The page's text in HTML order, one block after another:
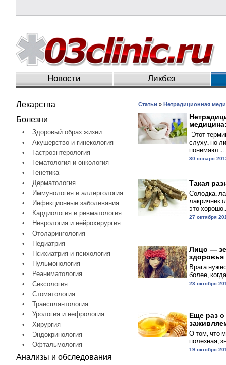
Новости Ликбез
Лекарства
Болезни
•
Здоровый образ жизни
•
Акушерство и гинекология
•
Гастроэнтерология
•
Гематология и онкология
•
Генетика
•
Дерматология
•
Иммунология и аллергология
•
Инфекционные заболевания
•
Кардиология и ревматология
•
Неврология и нейрохирургия
•
Отоларингология
•
Педиатрия
•
Психиатрия и психология
•
Пульмонология
•
Реаниматология
•
Сексология
•
Стоматология
•
Трансплантология
•
Урология и нефрология
•
Хирургия
•
Эндокринология
•
Офтальмология
Анализы и обследования
Статьи » Нетрадиционная
Этот
слуху, но
понимают...
30 января
Такая
Солодка,
лакричник
это
27 октября
Лицо —
здоровья
Врага
более,
23 октября
Еще раз
О том, что
полезная,
19 октября